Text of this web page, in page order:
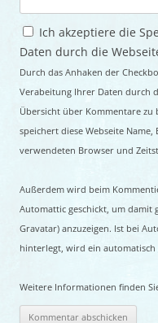
Ich akzeptiere die
Daten durch die
Durch das Anhaken der
Verabeitung Ihrer Daten durch
Übersicht über Kommentare
speichert diese Webseite
verwendeten Browser und
Außerdem wird beim
Automattic geschickt, um damit
Gravatar) anzuzeigen. Ist bei
hinterlegt, wird ein
Weitere Informationen finden